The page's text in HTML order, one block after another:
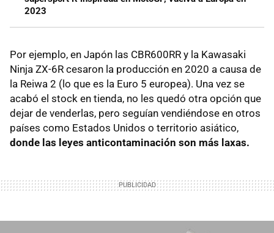
2023
Por ejemplo, en Japón las CBR600RR y la Kawasaki
Ninja ZX-6R cesaron la producción en 2020 a causa de
la Reiwa 2 (lo que es la Euro 5 europea). Una vez se
acabó el stock en tienda, no les quedó otra opción que
dejar de venderlas, pero seguían vendiéndose en otros
países como Estados Unidos o territorio asiático,
donde las leyes anticontaminación son más laxas.